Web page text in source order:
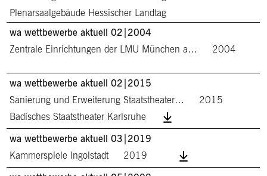
Plenarsaalgebäude Hessischer Landtag
wa wettbewerbe aktuell 02|2004
Zentrale Einrichtungen der LMU München a…
2004
wa wettbewerbe aktuell 02|2015
Sanierung und Erweiterung Staatstheater…
2015
Badisches Staatstheater Karlsruhe
wa wettbewerbe aktuell 03|2019
Kammerspiele Ingolstadt
2019